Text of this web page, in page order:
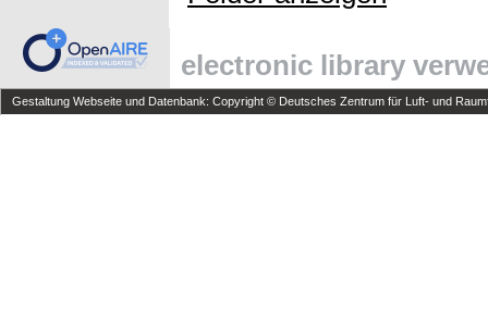
electronic library
Gestaltung Webseite und Datenbank: Copyright © Deutsches Zentrum für Luft- und